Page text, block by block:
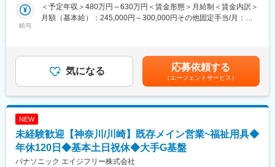
◎インセンティブ手当あり
例）平均15～20万円、最高50万円支給の社員もあり（半期ごと）
■企業魅力：
・週1回のノー残業デー設定あり
・地域限定社員制度あり（給与に変動なし）
・主任500万円程度～／課長600万円程度～／部長700万円程度～
それぞれの役職へは最短3年程度で上がることができる環境となっ
ております。
給与
＜予定年収＞480万円～630万円＜賃金形態＞月給制＜賃金内訳＞
月額（基本給）：245,000円～300,000円その他固定手当/月：
選考を通じて上下する可能性があります。月給(月額)は固定手当を
含めた表記です。
気になる 応募依頼する
（エージェントサービス）
NEW
未経験歓迎【神奈川/川崎】既存メイン営業~福祉用具◆
年休120日◆基本土日祝休◆大手G基盤
パナソニック エイジフリー株式会社